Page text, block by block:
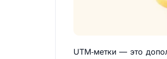
UTM‑метки — это